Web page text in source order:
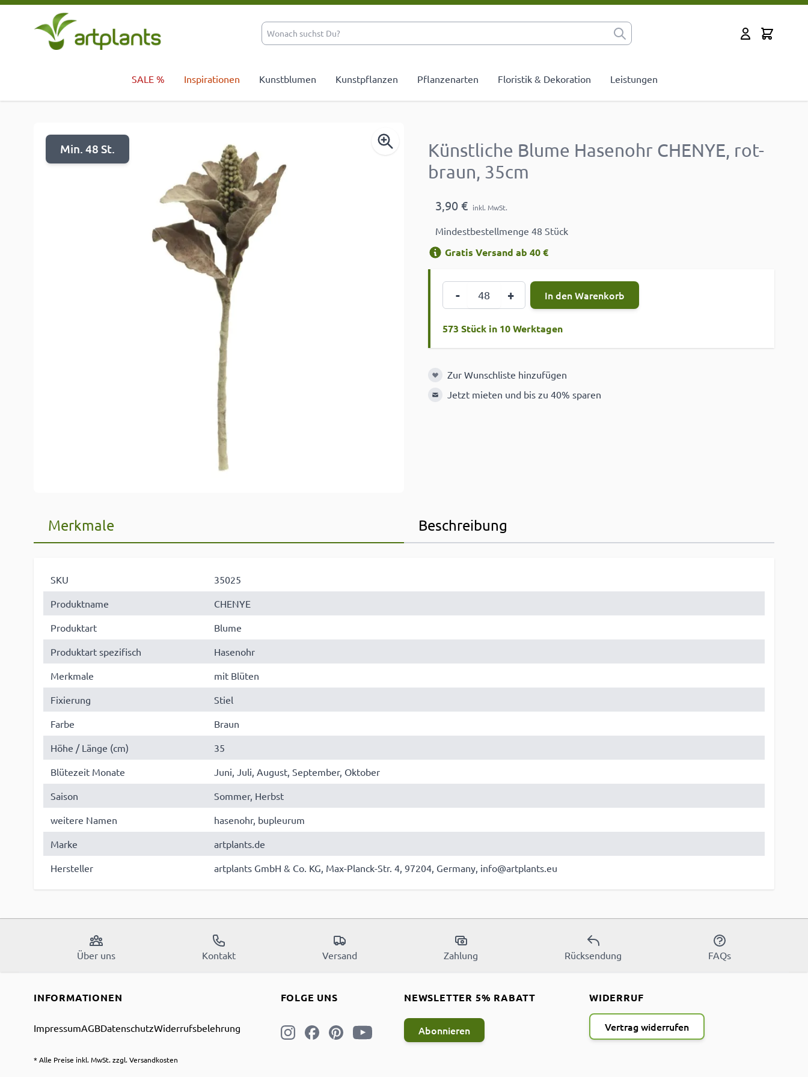
Zum Inhalt springen
Cart
SALE % Inspirationen Kunstblumen Kunstpflanzen Pflanzenarten Floristik & Dekoration Leistungen
Min. 48 St.
Künstliche Blume Hasenohr CHENYE, rot-
braun, 35cm
3,90 € inkl. MwSt.
Mindestbestellmenge 48 Stück
Gratis Versand ab 40 €
- + In den Warenkorb
573 Stück in 10 Werktagen
Zur Wunschliste hinzufügen
Zur Wunschliste hinzufügen
Jetzt mieten und bis zu 40% sparen
Merkmale Beschreibung
SKU
35025
Produktname
CHENYE
Produktart
Blume
Produktart spezifisch
Hasenohr
Merkmale
mit Blüten
Fixierung
Stiel
Farbe
Braun
Höhe / Länge (cm)
35
Blütezeit Monate
Juni, Juli, August, September, Oktober
Saison
Sommer, Herbst
weitere Namen
hasenohr, bupleurum
Marke
artplants.de
Hersteller
artplants GmbH & Co. KG, Max-Planck-Str. 4, 97204, Germany, info@artplants.eu
Über uns Kontakt Versand Zahlung Rücksendung FAQs
INFORMATIONEN
ImpressumAGBDatenschutzWiderrufsbelehrung
* Alle Preise inkl. MwSt. zzgl. Versandkosten
FOLGE UNS NEWSLETTER 5% RABATT
Abonnieren
WIDERRUF
Vertrag widerrufen